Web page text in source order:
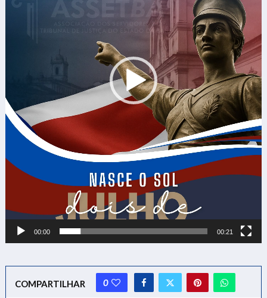
00:00 00:21
COMPARTILHAR 0